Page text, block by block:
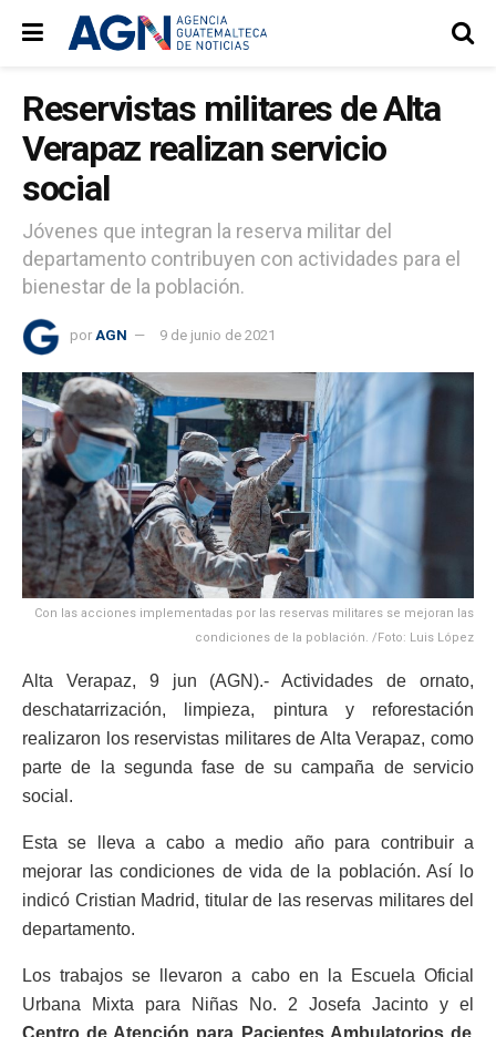
Reservistas militares de Alta
Verapaz realizan servicio
social
Jóvenes que integran la reserva militar del
departamento contribuyen con actividades para el
bienestar de la población.
por AGN 9 de junio de 2021
Con las acciones implementadas por las reservas militares se mejoran las
condiciones de la población. /Foto: Luis López
Alta Verapaz, 9 jun (AGN).- Actividades de ornato,
deschatarrización, limpieza, pintura y reforestación
realizaron los reservistas militares de Alta Verapaz, como
parte de la segunda fase de su campaña de servicio
social.
Esta se lleva a cabo a medio año para contribuir a
mejorar las condiciones de vida de la población. Así lo
indicó Cristian Madrid, titular de las reservas militares del
departamento.
Los trabajos se llevaron a cabo en la Escuela Oficial
Urbana Mixta para Niñas No. 2 Josefa Jacinto y el
Centro de Atención para Pacientes Ambulatorios de